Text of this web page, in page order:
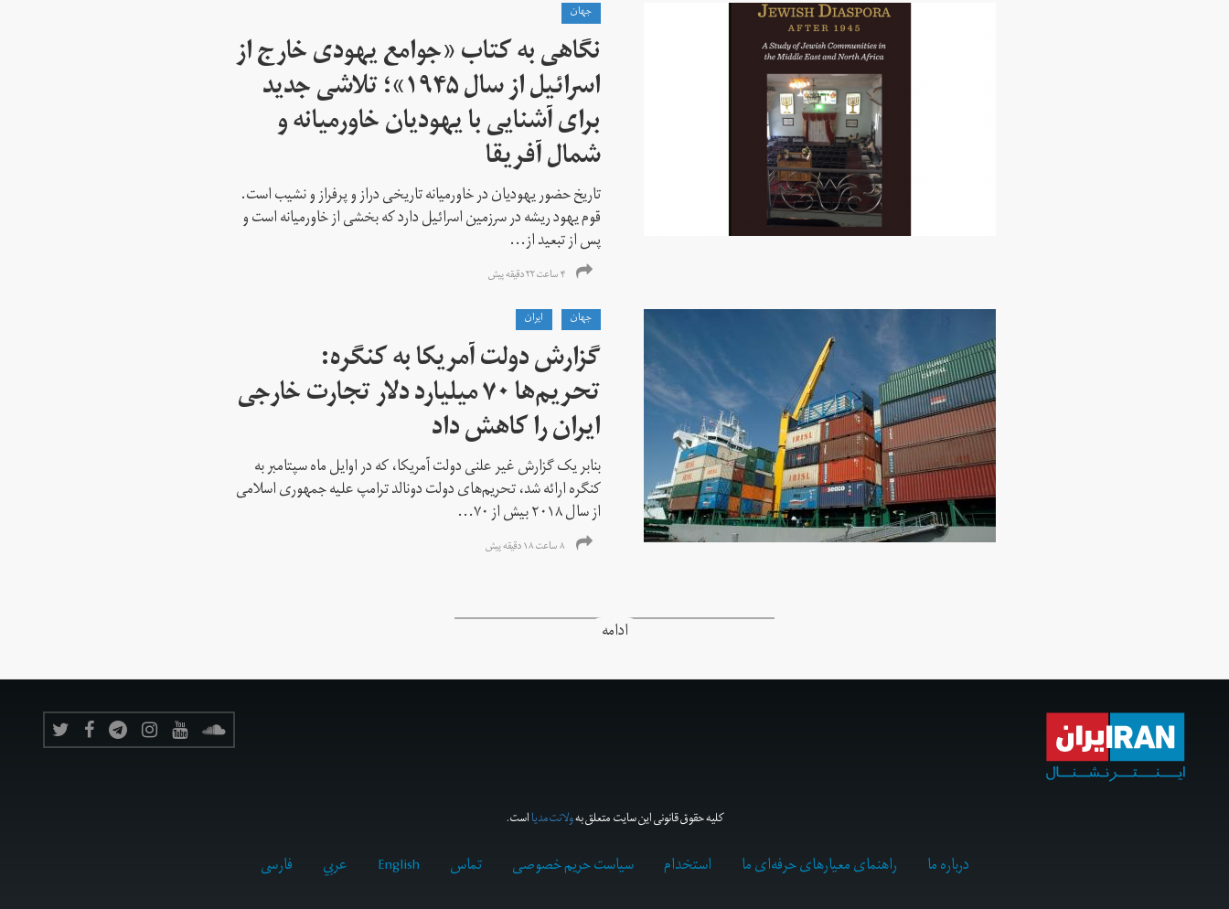
جهان
نگاهی به کتاب «جوامع یهودی خارج از
اسرائیل از سال ۱۹۴۵»؛ تلاشی جدید
برای آشنایی با یهودیان خاورمیانه و
شمال آفریقا
تاریخ حضور یهودیان در خاورمیانه تاریخی دراز و پرفراز و نشیب است.
قوم یهود ریشه در سرزمین اسرائیل دارد که بخشی از خاورمیانه است و
پس از تبعید از...
۴ ساعت ۲۲ دقیقه پیش
جهان
ايران
گزارش دولت آمریکا به کنگره:
تحریم‌ها ۷۰ میلیارد دلار تجارت خارجی
ایران را کاهش داد
بنابر یک گزارش غیر علنی دولت آمریکا، که در اوایل ماه سپتامبر به
کنگره ارائه شد، تحریم‌های دولت دونالد ترامپ علیه جمهوری اسلامی
از سال ۲۰۱۸ بیش از ۷۰...
۸ ساعت ۱۸ دقیقه پیش
ادامه
کلیه حقوق قانونی این سایت متعلق بهولانت‌مدیااست.
درباره ما راهنمای معیارهای حرفه‌ای ما استخدام سیاست حریم خصوصی تماس English عربي فارسى